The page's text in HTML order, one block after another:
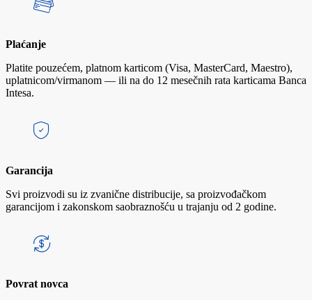
Plaćanje
Platite pouzećem, platnom karticom (Visa, MasterCard, Maestro),
uplatnicom/virmanom — ili na do 12 mesečnih rata karticama Banca
Intesa.
Garancija
Svi proizvodi su iz zvanične distribucije, sa proizvođačkom
garancijom i zakonskom saobraznošću u trajanju od 2 godine.
Povrat novca